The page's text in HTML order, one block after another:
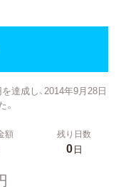
達成し、2014年9月28日
額 残り日数
0日